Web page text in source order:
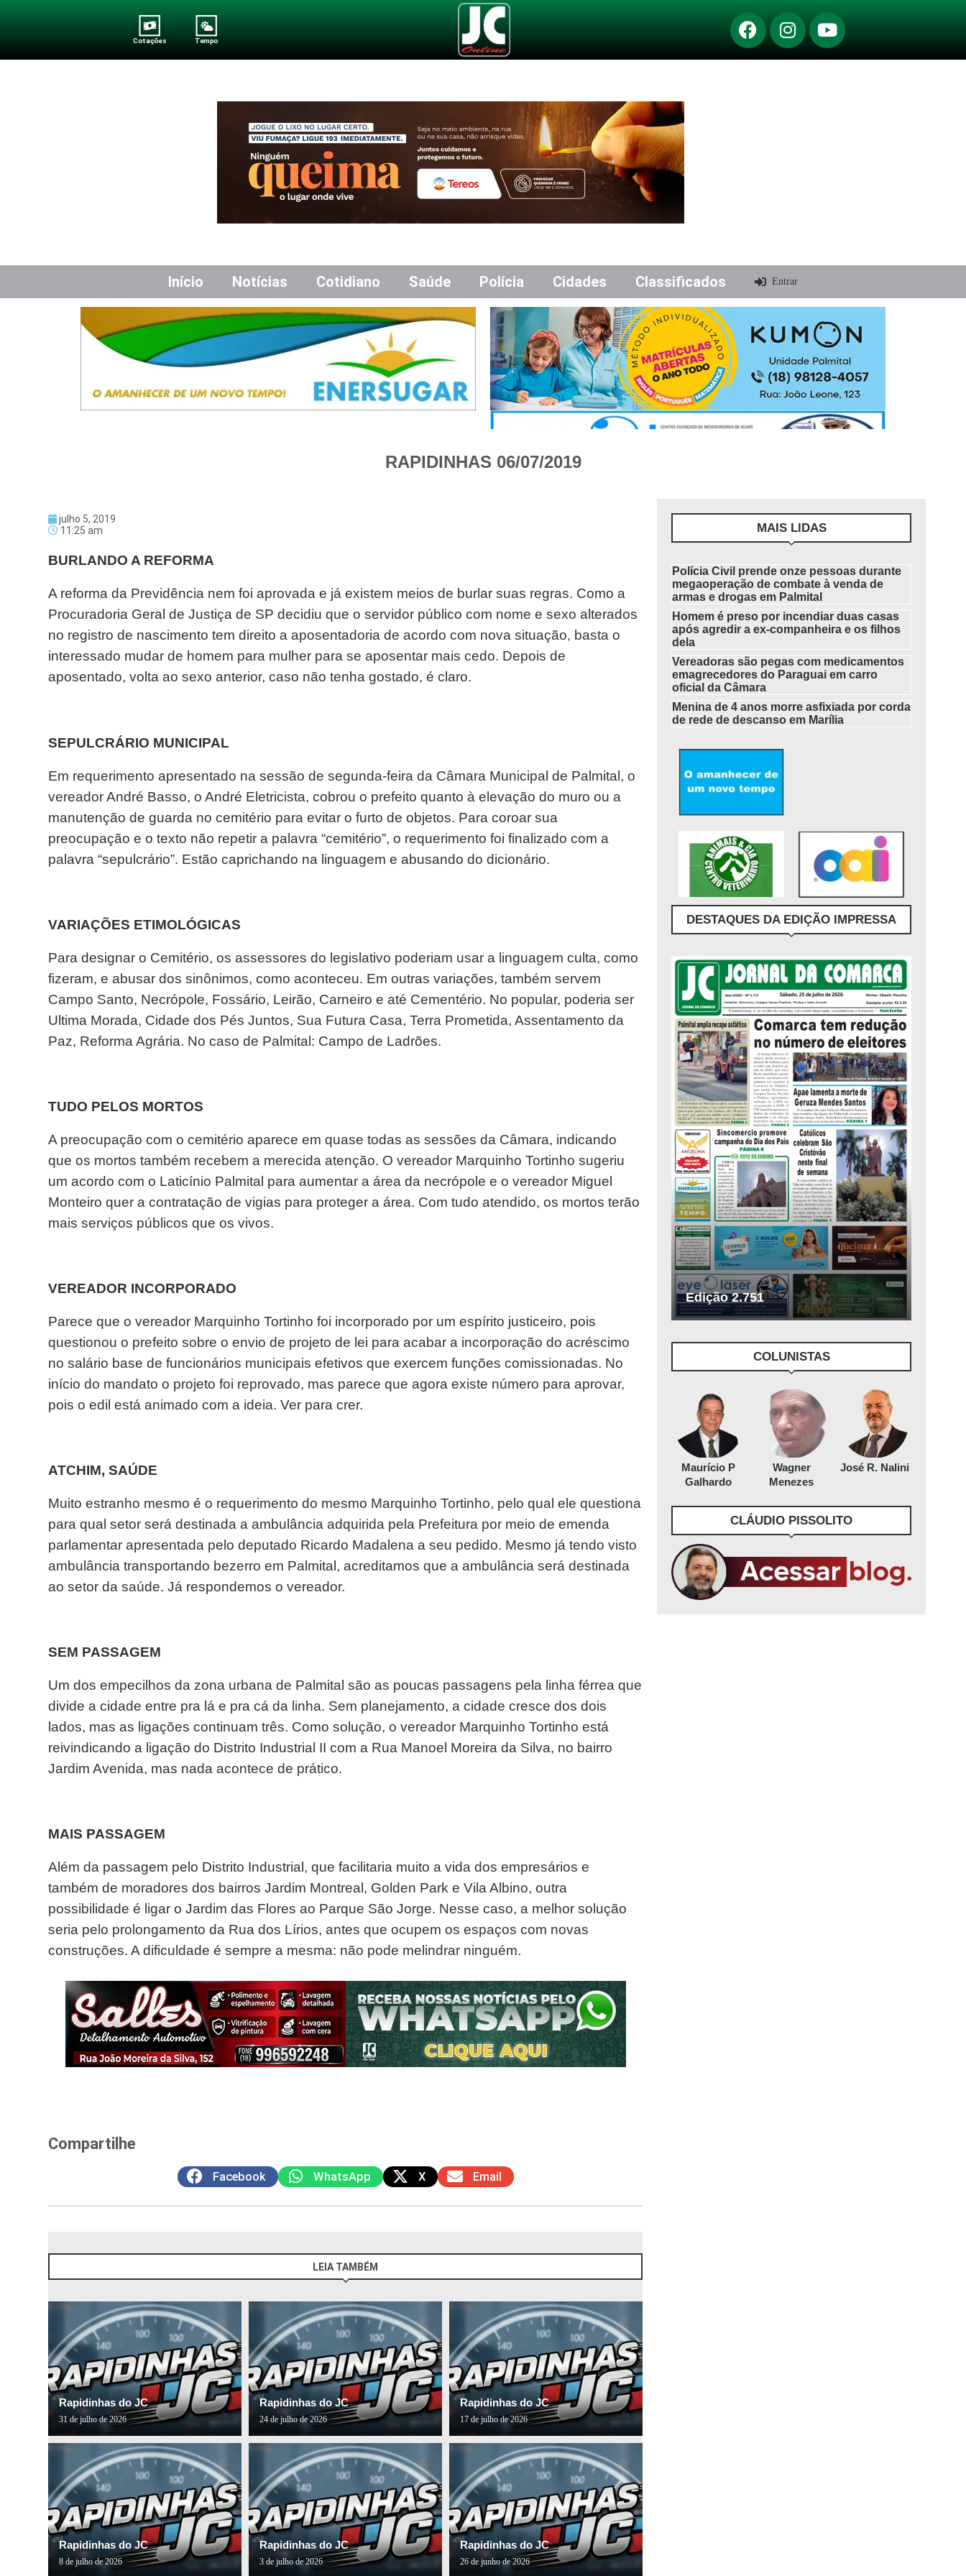
Cotações Tempo
Início Notícias Cotidiano Saúde Polícia Cidades Classificados Entrar
RAPIDINHAS 06/07/2019
julho 5, 2019
11:25 am
BURLANDO A REFORMA
A reforma da Previdência nem foi aprovada e já existem meios de burlar suas regras. Como a
Procuradoria Geral de Justiça de SP decidiu que o servidor público com nome e sexo alterados
no registro de nascimento tem direito a aposentadoria de acordo com nova situação, basta o
interessado mudar de homem para mulher para se aposentar mais cedo. Depois de
aposentado, volta ao sexo anterior, caso não tenha gostado, é claro.
SEPULCRÁRIO MUNICIPAL
Em requerimento apresentado na sessão de segunda-feira da Câmara Municipal de Palmital, o
vereador André Basso, o André Eletricista, cobrou o prefeito quanto à elevação do muro ou a
manutenção de guarda no cemitério para evitar o furto de objetos. Para coroar sua
preocupação e o texto não repetir a palavra “cemitério”, o requerimento foi finalizado com a
palavra “sepulcrário”. Estão caprichando na linguagem e abusando do dicionário.
VARIAÇÕES ETIMOLÓGICAS
Para designar o Cemitério, os assessores do legislativo poderiam usar a linguagem culta, como
fizeram, e abusar dos sinônimos, como aconteceu. Em outras variações, também servem
Campo Santo, Necrópole, Fossário, Leirão, Carneiro e até Cementério. No popular, poderia ser
Ultima Morada, Cidade dos Pés Juntos, Sua Futura Casa, Terra Prometida, Assentamento da
Paz, Reforma Agrária. No caso de Palmital: Campo de Ladrões.
TUDO PELOS MORTOS
A preocupação com o cemitério aparece em quase todas as sessões da Câmara, indicando
que os mortos também recebem a merecida atenção. O vereador Marquinho Tortinho sugeriu
um acordo com o Laticínio Palmital para aumentar a área da necrópole e o vereador Miguel
Monteiro quer a contratação de vigias para proteger a área. Com tudo atendido, os mortos terão
mais serviços públicos que os vivos.
VEREADOR INCORPORADO
Parece que o vereador Marquinho Tortinho foi incorporado por um espírito justiceiro, pois
questionou o prefeito sobre o envio de projeto de lei para acabar a incorporação do acréscimo
no salário base de funcionários municipais efetivos que exercem funções comissionadas. No
início do mandato o projeto foi reprovado, mas parece que agora existe número para aprovar,
pois o edil está animado com a ideia. Ver para crer.
ATCHIM, SAÚDE
Muito estranho mesmo é o requerimento do mesmo Marquinho Tortinho, pelo qual ele questiona
para qual setor será destinada a ambulância adquirida pela Prefeitura por meio de emenda
parlamentar apresentada pelo deputado Ricardo Madalena a seu pedido. Mesmo já tendo visto
ambulância transportando bezerro em Palmital, acreditamos que a ambulância será destinada
ao setor da saúde. Já respondemos o vereador.
SEM PASSAGEM
Um dos empecilhos da zona urbana de Palmital são as poucas passagens pela linha férrea que
divide a cidade entre pra lá e pra cá da linha. Sem planejamento, a cidade cresce dos dois
lados, mas as ligações continuam três. Como solução, o vereador Marquinho Tortinho está
reivindicando a ligação do Distrito Industrial II com a Rua Manoel Moreira da Silva, no bairro
Jardim Avenida, mas nada acontece de prático.
MAIS PASSAGEM
Além da passagem pelo Distrito Industrial, que facilitaria muito a vida dos empresários e
também de moradores dos bairros Jardim Montreal, Golden Park e Vila Albino, outra
possibilidade é ligar o Jardim das Flores ao Parque São Jorge. Nesse caso, a melhor solução
seria pelo prolongamento da Rua dos Lírios, antes que ocupem os espaços com novas
construções. A dificuldade é sempre a mesma: não pode melindrar ninguém.
Compartilhe
Facebook WhatsApp X Email
LEIA TAMBÉM
Rapidinhas do JC
31 de julho de 2026
Rapidinhas do JC
24 de julho de 2026
Rapidinhas do JC
17 de julho de 2026
Rapidinhas do JC
8 de julho de 2026
Rapidinhas do JC
3 de julho de 2026
Rapidinhas do JC
26 de junho de 2026
MAIS LIDAS
Polícia Civil prende onze pessoas durante
megaoperação de combate à venda de
armas e drogas em Palmital
Homem é preso por incendiar duas casas
após agredir a ex-companheira e os filhos
dela
Vereadoras são pegas com medicamentos
emagrecedores do Paraguai em carro
oficial da Câmara
Menina de 4 anos morre asfixiada por corda
de rede de descanso em Marília
DESTAQUES DA EDIÇÃO IMPRESSA
Edição 2.751
COLUNISTAS
Maurício P
Galhardo
Wagner
Menezes
José R. Nalini
CLÁUDIO PISSOLITO